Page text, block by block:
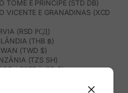
TOMÉ E PRÍNCIPE (STD DB)
VICENTE E GRANADINAS (XCD
(RSD РСД)
(THB ฿)
(TWD $)
(TZS SH)
LESTE (USD $)